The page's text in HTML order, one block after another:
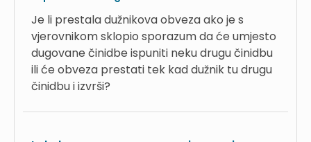
Je li prestala dužnikova obveza ako je s
vjerovnikom sklopio sporazum da će umjesto
dugovane činidbe ispuniti neku drugu činidbu
ili će obveza prestati tek kad dužnik tu drugu
činidbu i izvrši?